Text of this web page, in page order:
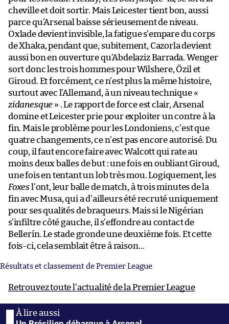
cheville et doit sortir. Mais Leicester tient bon, aussi
parce qu’Arsenal baisse sérieusement de niveau.
Oxlade devient invisible, la fatigue s’empare du corps
de Xhaka, pendant que, subitement, Cazorla devient
aussi bon en ouverture qu’Abdelaziz Barrada. Wenger
sort donc les trois hommes pour Wilshere, Özil et
Giroud. Et forcément, ce n’est plus la même histoire,
surtout avec l’Allemand, à un niveau technique «
zidanesque » . Le rapport de force est clair, Arsenal
domine et Leicester prie pour exploiter un contre à la
fin. Mais le problème pour les Londoniens, c’est que
quatre changements, ce n’est pas encore autorisé. Du
coup, il faut encore faire avec Walcott qui rate au
moins deux balles de but : une fois en oubliant Giroud,
une fois en tentant un lob très mou. Logiquement, les
Foxes l’ont, leur balle de match, à trois minutes de la
fin avec Musa, qui a d’ailleurs été recruté uniquement
pour ses qualités de braqueurs. Mais si le Nigérian
s’infiltre côté gauche, il s’effondre au contact de
Bellerín. Le stade gronde une deuxième fois. Et cette
fois-ci, cela semblait être à raison…
Résultats et classement de Premier League
Retrouvez toute l’actualité de la Premier League